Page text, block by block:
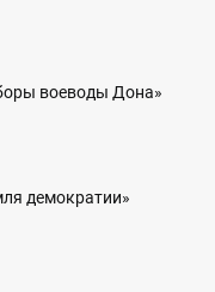
воеводы Дона»
демократии»